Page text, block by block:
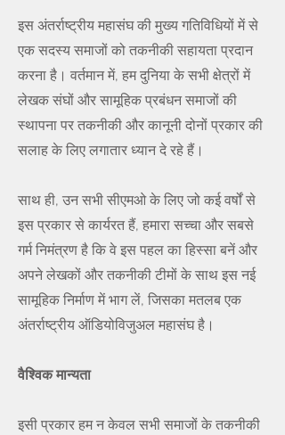
इस अंतर्राष्ट्रीय महासंघ की मुख्य गतिविधियों में से
एक सदस्य समाजों को तकनीकी सहायता प्रदान
करना है। वर्तमान में, हम दुनिया के सभी क्षेत्रों में
लेखक संघों और सामूहिक प्रबंधन समाजों की
स्थापना पर तकनीकी और कानूनी दोनों प्रकार की
सलाह के लिए लगातार ध्यान दे रहे हैं।
साथ ही, उन सभी सीएमओ के लिए जो कई वर्षों से
इस प्रकार से कार्यरत हैं, हमारा सच्चा और सबसे
गर्म निमंत्रण है कि वे इस पहल का हिस्सा बनें और
अपने लेखकों और तकनीकी टीमों के साथ इस नई
सामूहिक निर्माण में भाग लें, जिसका मतलब एक
अंतर्राष्ट्रीय ऑडियोविजुअल महासंघ है।
वैश्विक मान्यता
इसी प्रकार हम न केवल सभी समाजों के तकनीकी